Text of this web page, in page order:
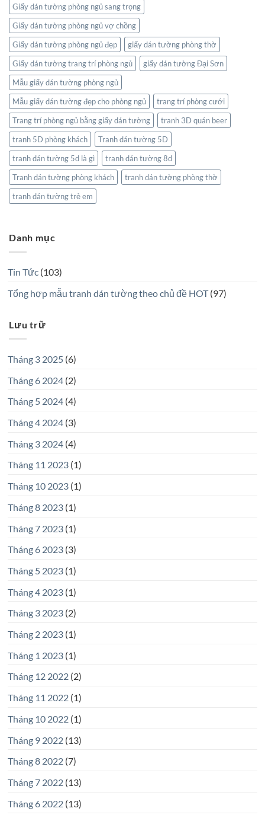
Giấy dán tường phòng ngủ sang trọng
Giấy dán tường phòng ngủ vợ chồng
Giấy dán tường phòng ngủ đẹp
giấy dán tường phòng thờ
Giấy dán tường trang trí phòng ngủ
giấy dán tường Đại Sơn
Mẫu giấy dán tường phòng ngủ
Mẫu giấy dán tường đẹp cho phòng ngủ
trang trí phòng cưới
Trang trí phòng ngủ bằng giấy dán tường
tranh 3D quán beer
tranh 5D phòng khách
Tranh dán tường 5D
tranh dán tường 5d là gì
tranh dán tường 8d
Tranh dán tường phòng khách
tranh dán tường phòng thờ
tranh dán tường trẻ em
Danh mục
Tin Tức(103)
Tổng hợp mẫu tranh dán tường theo chủ đề HOT(97)
Lưu trữ
Tháng 3 2025(6)
Tháng 6 2024(2)
Tháng 5 2024(4)
Tháng 4 2024(3)
Tháng 3 2024(4)
Tháng 11 2023(1)
Tháng 10 2023(1)
Tháng 8 2023(1)
Tháng 7 2023(1)
Tháng 6 2023(3)
Tháng 5 2023(1)
Tháng 4 2023(1)
Tháng 3 2023(2)
Tháng 2 2023(1)
Tháng 1 2023(1)
Tháng 12 2022(2)
Tháng 11 2022(1)
Tháng 10 2022(1)
Tháng 9 2022(13)
Tháng 8 2022(7)
Tháng 7 2022(13)
Tháng 6 2022(13)